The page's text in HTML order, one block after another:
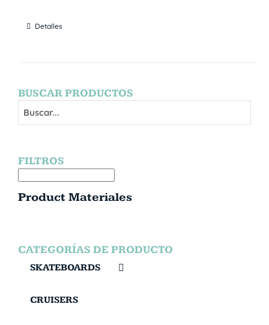
Detalles
BUSCAR PRODUCTOS
FILTROS
Product Materiales
CATEGORÍAS DE PRODUCTO
SKATEBOARDS
CRUISERS